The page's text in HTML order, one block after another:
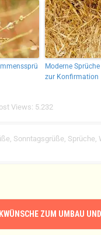
Moderne Sprüche
zur Konfirmation
Views: 5.232
, Sonntagsgrüße, Sprüche,
ZUM UMBAU